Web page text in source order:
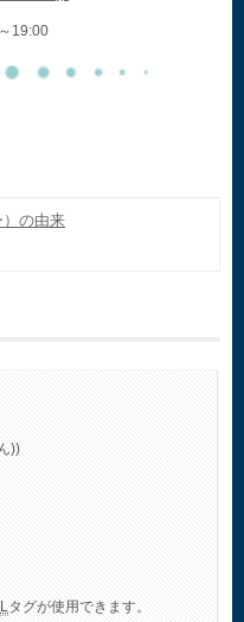
19:00
の由来
))
タグが使用できます。